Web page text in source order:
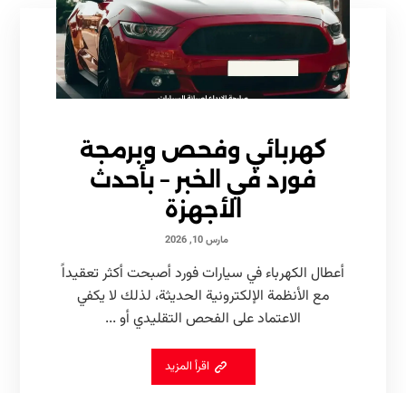
كهربائي وفحص وبرمجة
فورد في الخبر – بأحدث
الأجهزة
مارس 10, 2026
أعطال الكهرباء في سيارات فورد أصبحت أكثر تعقيداً
مع الأنظمة الإلكترونية الحديثة، لذلك لا يكفي
الاعتماد على الفحص التقليدي أو ...
اقرأ المزيد